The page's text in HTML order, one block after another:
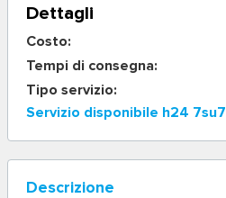
Dettagli
Costo:
Tempi di consegna:
Tipo servizio:
Servizio disponibile h24 7su7
Descrizione